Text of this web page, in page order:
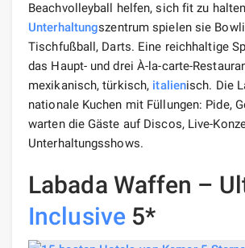
Beachvolleyball helfen, sich fit zu
Unterhaltungszentrum spielen sie
Tischfußball, Darts. Eine reichhaltige
das Haupt- und drei À-la-carte-
mexikanisch, türkisch, italienisch. Die
nationale Kuchen mit Füllungen: Pide,
warten die Gäste auf Discos, Live-
Unterhaltungsshows.
Labada Waffen –
Inclusive5*